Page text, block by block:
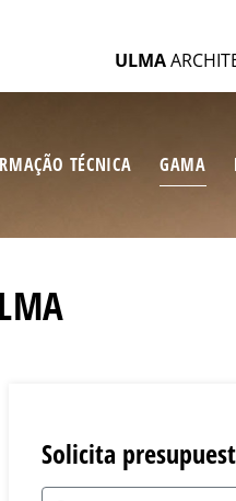
ULMA
TÉCNICA GAMA
Solicita